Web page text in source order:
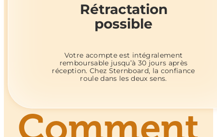
Rétractation
possible
Votre acompte est intégralement
remboursable jusqu’à 30 jours après
réception. Chez Sternboard, la confiance
roule dans les deux sens.